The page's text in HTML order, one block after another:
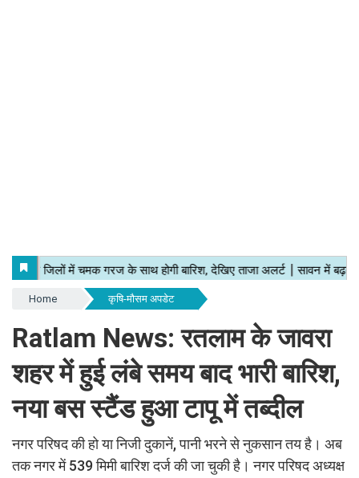
Home कृषि-मौसम अपडेट
Ratlam News: रतलाम के जावरा
शहर में हुई लंबे समय बाद भारी बारिश,
नया बस स्टैंड हुआ टापू में तब्दील
नगर परिषद की हो या निजी दुकानें, पानी भरने से नुकसान तय है। अब
तक नगर में 539 मिमी बारिश दर्ज की जा चुकी है। नगर परिषद अध्यक्ष